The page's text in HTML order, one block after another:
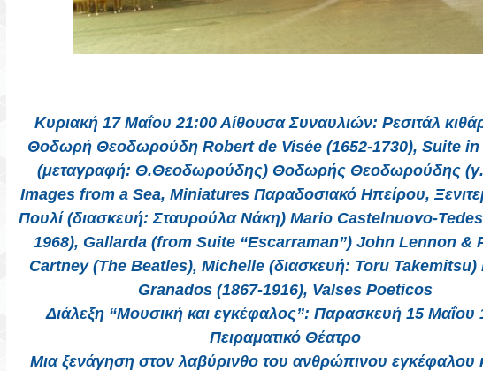
Κυριακή 17 Μαΐου 21:00 Αίθουσα Συναυλιών: Ρεσιτάλ
Θοδωρή Θεοδωρούδη Robert de Visée (1652-1730), Suite
(μεταγραφή: Θ.Θεοδωρούδης) Θοδωρής Θεοδωρούδης (γ.
Images from a Sea, Miniatures Παραδοσιακό Ηπείρου,
Πουλί (διασκευή: Σταυρούλα Νάκη) Mario Castelnuovo-
1968), Gallarda (from Suite “Escarraman”) John Lennon &
Cartney (The Beatles), Michelle (διασκευή: Toru Takemitsu)
Granados (1867-1916), Valses Poeticos
Διάλεξη “Μουσική και εγκέφαλος”: Παρασκευή 15 Μαΐου
Πειραματικό Θέατρο
Μια ξενάγηση στον λαβύρινθο του ανθρώπινου εγκέφαλου